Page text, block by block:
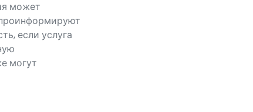
может
если услуга
могут